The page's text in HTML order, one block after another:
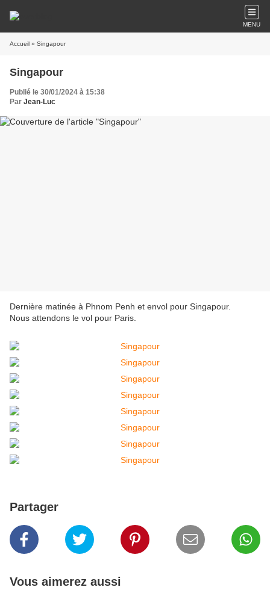
MENU
Accueil » Singapour
Singapour
Publié le 30/01/2024 à 15:38
Par Jean-Luc
Dernière matinée à Phnom Penh et envol pour Singapour.
Nous attendons le vol pour Paris.
Partager
Vous aimerez aussi